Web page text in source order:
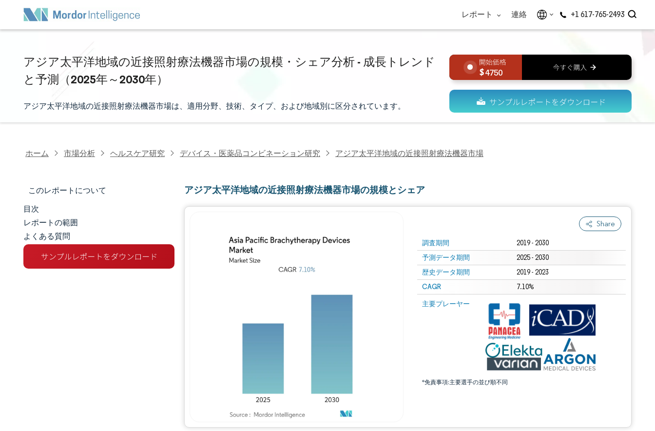
レポート 連絡 +1 617-765-2493
アジア太平洋地域の近接照射療法機器市場の規模・シェア分析 - 成長トレンド
と予測（2025年～2030年）
アジア太平洋地域の近接照射療法機器市場は、適用分野、技術、タイプ、および地域別に区分されています。
4750
ホーム 市場分析 ヘルスケア研究 デバイス・医薬品コンビネーション研究 アジア太平洋地域の近接照射療法機器市場
このレポートについて
マーケットスナップショット
市場概要
主な市場動向
目次
レポートの範囲
よくある質問
アジア太平洋地域の近接照射療法機器市場の規模とシェア
Share
調査期間 2019 - 2030
予測データ期間 2025 - 2030
歴史データ期間 2019 - 2023
CAGR 7.10%
主要プレーヤー
*免責事項:主要選手の並び順不同